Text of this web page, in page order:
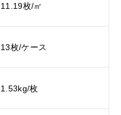
11.19枚/㎡
13枚/ケース
1.53kg/枚